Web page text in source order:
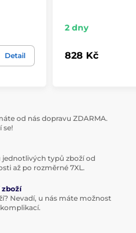
Detail
2 dny
828 Kč
od nás dopravu ZDARMA.
se!
jednotlivých typů zboží od
až po rozměrné 7XL.
zboží
Nevadí, u nás máte možnost